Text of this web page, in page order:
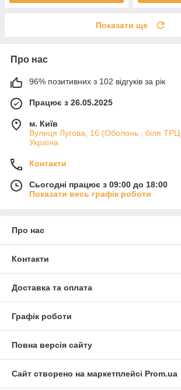
Показати ще
Про нас
96% позитивних з 102 відгуків за рік
Працює з 26.05.2025
м. Київ
Вулиця Лугова, 16 (Оболонь , біля
Україна
Контакти
Сьогодні працює з 09:00 до 18:00
Показати весь графік роботи
Про нас
Контакти
Доставка та оплата
Графік роботи
Повна версія сайту
Сайт створено на маркетплейсі Prom.ua